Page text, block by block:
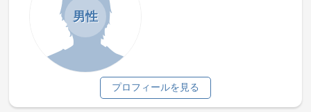
男性
プロフィールを見る